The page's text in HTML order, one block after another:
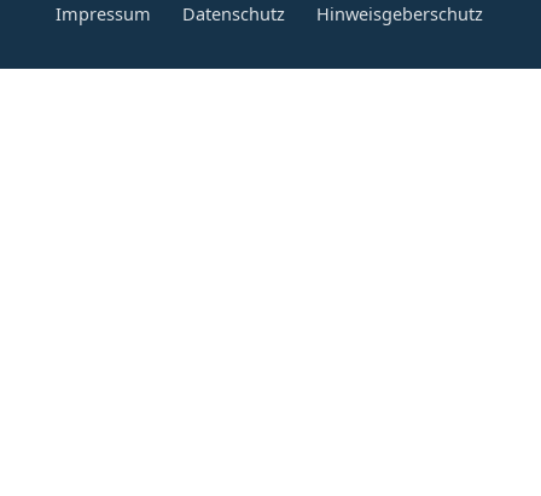
Impressum
Datenschutz Hinweisgeberschutz